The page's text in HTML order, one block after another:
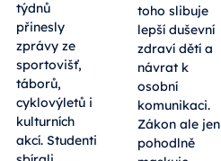
týdnů
přinesly
zprávy ze
sportovišť,
táborů,
cyklovýletů i
kulturních
akcí. Studenti
toho slibuje
lepší duševní
zdraví dětí a
návrat k
osobní
komunikaci.
Zákon ale jen
pohodlně